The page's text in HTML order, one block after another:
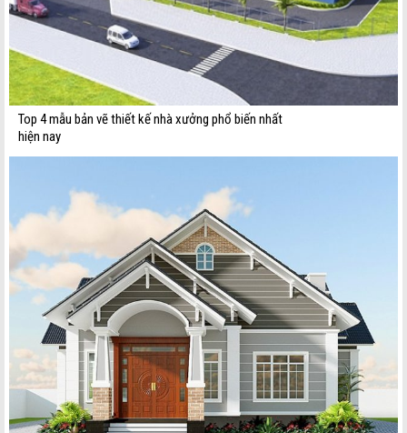
Top 4 mẫu bản vẽ thiết kế nhà xưởng phổ biến nhất
hiện nay